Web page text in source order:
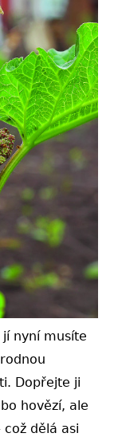
nyní musíte
Dopřejte ji
hovězí, ale
dělá asi